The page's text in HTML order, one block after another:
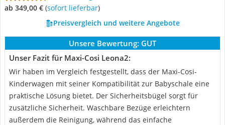
ab 349,00 € ( Sofort lieferbar)
Preisvergleich und weitere Angebote
Unsere Bewertung: GUT
Unser Fazit für Maxi-Cosi Leona2:
Wir haben im Vergleich festgestellt, dass der Maxi-Cosi-
Kinderwagen mit seiner Kompatibilität zur Babyschale eine
praktische Lösung bietet. Der Sicherheitsbügel sorgt für
zusätzliche Sicherheit. Waschbare Bezüge erleichtern
außerdem die Reinigung, während das einfache